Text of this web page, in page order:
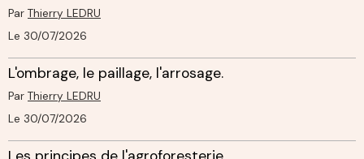
Par Thierry LEDRU
Le 30/07/2026
L'ombrage, le paillage, l'arrosage.
Par Thierry LEDRU
Le 30/07/2026
Les principes de l'agroforesterie